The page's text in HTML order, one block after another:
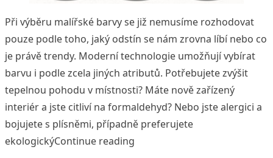
Při výběru malířské barvy se již nemusíme rozhodovat
pouze podle toho, jaký odstín se nám zrovna líbí nebo co
je právě trendy. Moderní technologie umožňují vybírat
barvu i podle zcela jiných atributů. Potřebujete zvýšit
tepelnou pohodu v místnosti? Máte nově zařízený
interiér a jste citliví na formaldehyd? Nebo jste alergici a
bojujete s plísněmi, případně preferujete
ekologickýContinue reading